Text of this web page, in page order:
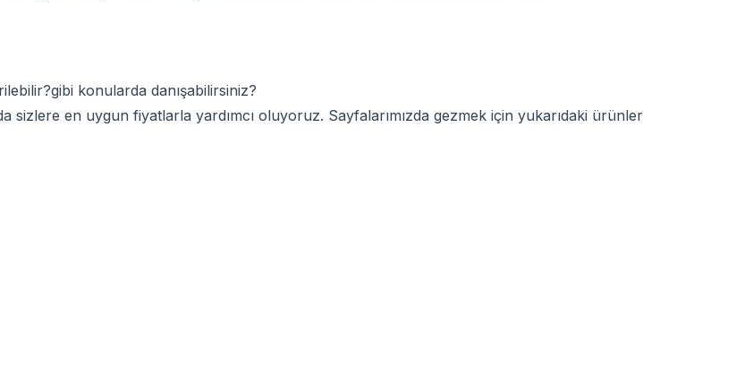
konularda danışabilirsiniz?
sizlere en uygun fiyatlarla yardımcı oluyoruz. Sayfalarımızda gezmek için yukarıdaki ürünler